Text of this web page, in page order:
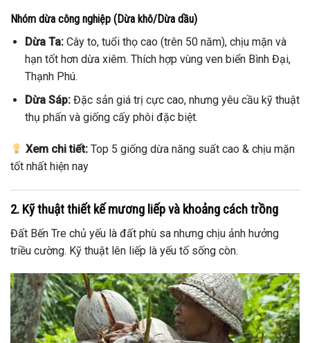
Nhóm dừa công nghiệp (Dừa khô/Dừa dầu)
Dừa Ta:Cây to, tuổi thọ cao (trên 50 năm), chịu mặn và
hạn tốt hơn dừa xiêm. Thích hợp vùng ven biển Bình Đại,
Thạnh Phú.
Dừa Sáp:Đặc sản giá trị cực cao, nhưng yêu cầu kỹ thuật
thụ phấn và giống cấy phôi đặc biệt.
Xem chi tiết: Top 5 giống dừa năng suất cao & chịu mặn
tốt nhất hiện nay
2. Kỹ thuật thiết kế mương liếp và khoảng cách trồng
Đất Bến Tre chủ yếu là đất phù sa nhưng chịu ảnh hưởng
triều cường. Kỹ thuật lên liếp là yếu tố sống còn.